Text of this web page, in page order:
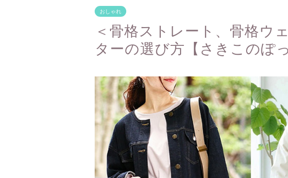
おしゃれ
＜骨格ストレート、骨格ウ
ターの選び方【さきこのぽ